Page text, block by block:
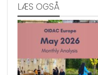
LÆS OGSÅ